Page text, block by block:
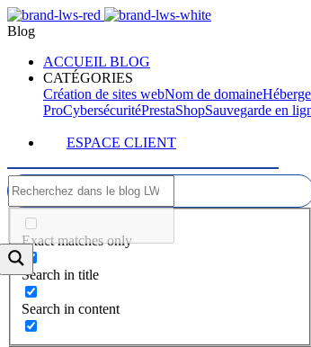
Blog
ACCUEIL BLOG
CATÉGORIES
Création de sites webNom de domaine
ProCybersécuritéPrestaShopSauvegarde en
ESPACE CLIENT
Exact matches only
Search in title
Search in content